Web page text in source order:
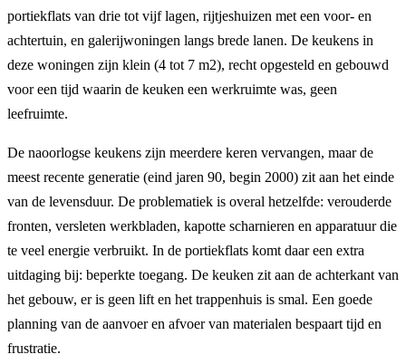
portiekflats van drie tot vijf lagen, rijtjeshuizen met een voor- en
achtertuin, en galerijwoningen langs brede lanen. De keukens in
deze woningen zijn klein (4 tot 7 m2), recht opgesteld en gebouwd
voor een tijd waarin de keuken een werkruimte was, geen
leefruimte.
De naoorlogse keukens zijn meerdere keren vervangen, maar de
meest recente generatie (eind jaren 90, begin 2000) zit aan het einde
van de levensduur. De problematiek is overal hetzelfde: verouderde
fronten, versleten werkbladen, kapotte scharnieren en apparatuur die
te veel energie verbruikt. In de portiekflats komt daar een extra
uitdaging bij: beperkte toegang. De keuken zit aan de achterkant van
het gebouw, er is geen lift en het trappenhuis is smal. Een goede
planning van de aanvoer en afvoer van materialen bespaart tijd en
frustratie.